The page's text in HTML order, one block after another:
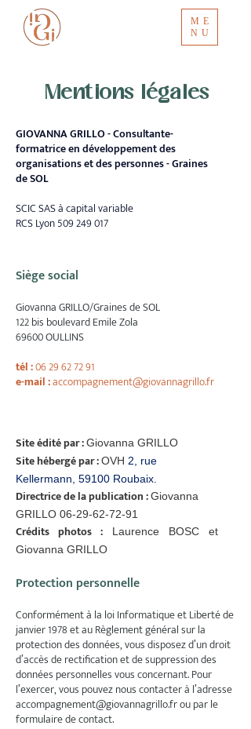
ME
NU
Mentions légales
GIOVANNA GRILLO - Consultante-
formatrice en développement des
organisations et des personnes - Graines
de SOL
SCIC SAS à capital variable
RCS Lyon509 249 017
Siège social
Giovanna GRILLO/Graines de SOL
122 bis boulevard Emile Zola
69600 OULLINS
tél :06 29 62 72 91
e-mail :accompagnement@giovannagrillo.fr
Site édité par :Giovanna GRILLO
Site hébergé par :OVH 2, rue
Kellermann, 59100 Roubaix.
Directrice de la publication :Giovanna
GRILLO 06-29-62-72-91
Crédits photos : Laurence BOSC et
Giovanna GRILLO
Protection personnelle
Conformément à la loi Informatique et Liberté de
janvier 1978 et au Règlement général sur la
protection des données, vous disposez d’un droit
d’accès de rectification et de suppression des
données personnelles vous concernant. Pour
l’exercer, vous pouvez nous contacter à l’adresse
accompagnement@giovannagrillo.frou par le
formulaire de contact.